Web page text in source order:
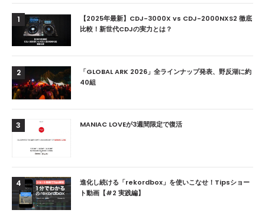
1
【2025年最新】CDJ-3000X vs CDJ-2000NXS2 徹底
比較！新世代CDJの実力とは？
2
「GLOBAL ARK 2026」全ラインナップ発表、野反湖に約
40組
3 MANIAC LOVEが3週間限定で復活
4
進化し続ける「rekordbox」を使いこなせ！Tipsショー
ト動画【#2 実践編】